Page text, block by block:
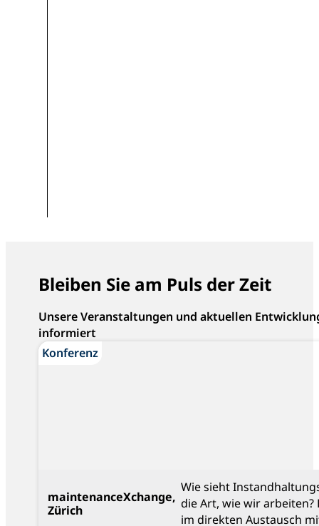
Bleiben Sie am Puls der Zeit
Unsere Veranstaltungen und aktuellen
informiert
Konferenz
Konferenz
maintenanceXchange,
Zürich
Wie sieht
die Art, wie wir
im direkten Austausch